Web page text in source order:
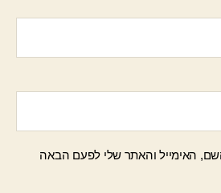
האימייל והאתר שלי לפעם הבאה